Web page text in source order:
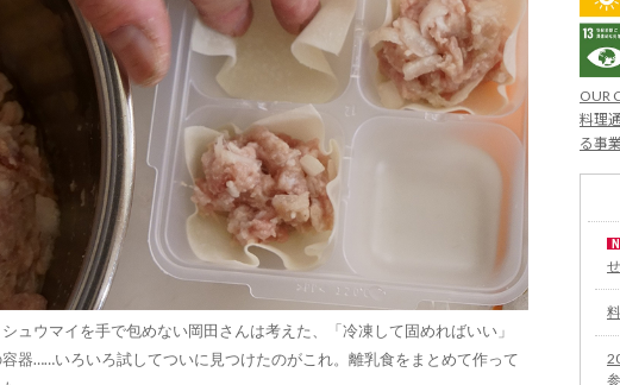
ュウマイを手で包めない岡田さんは考えた、「冷凍して固めればいい」
器……いろいろ試してついに見つけたのがこれ。離乳食をまとめて作って
OUR
料理
る事
せ